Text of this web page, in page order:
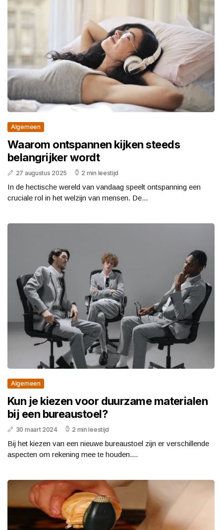
Algemeen
Waarom ontspannen kijken steeds
belangrijker wordt
27 augustus 2025 2 min leestijd
In de hectische wereld van vandaag speelt ontspanning een
cruciale rol in het welzijn van mensen. De...
Algemeen
Kun je kiezen voor duurzame materialen
bij een bureaustoel?
30 maart 2024 2 min leestijd
Bij het kiezen van een nieuwe bureaustoel zijn er verschillende
aspecten om rekening mee te houden....